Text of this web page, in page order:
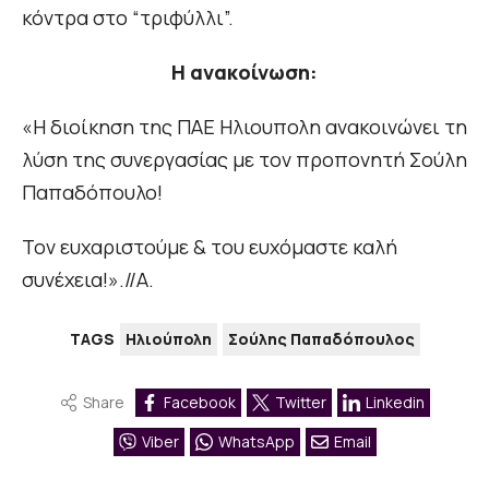
κόντρα στο “τριφύλλι”.
Η ανακοίνωση:
«Η διοίκηση της ΠΑΕ Ηλιουπολη ανακοινώνει τη
λύση της συνεργασίας με τον προπονητή Σούλη
Παπαδόπουλο!
Τον ευχαριστούμε & του ευχόμαστε καλή
συνέχεια!».//Α.
TAGS Ηλιούπολη Σούλης Παπαδόπουλος
Share Facebook Twitter
Linkedin
Viber
WhatsApp Email